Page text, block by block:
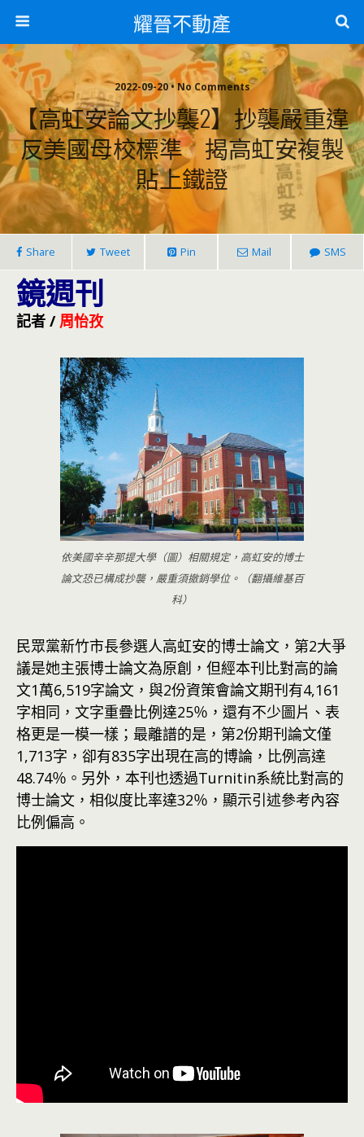
耀晉不動產
2022-09-20 • No Comments
【高虹安論文抄襲2】抄襲嚴重違
反美國母校標準 揭高虹安複製
貼上鐵證
Share Tweet Pin Mail SMS
鏡週刊
記者 / 周怡孜
依美國辛辛那提大學（圖）相關規定，高虹安的博士
論文恐已構成抄襲，嚴重須撤銷學位。（翻攝維基百
科）
民眾黨新竹市長參選人高虹安的博士論文，第2大爭
議是她主張博士論文為原創，但經本刊比對高的論
文1萬6,519字論文，與2份資策會論文期刊有4,161
字相同，文字重疊比例達25％，還有不少圖片、表
格更是一模一樣；最離譜的是，第2份期刊論文僅
1,713字，卻有835字出現在高的博論，比例高達
48.74％。另外，本刊也透過Turnitin系統比對高的
博士論文，相似度比率達32％，顯示引述參考內容
比例偏高。